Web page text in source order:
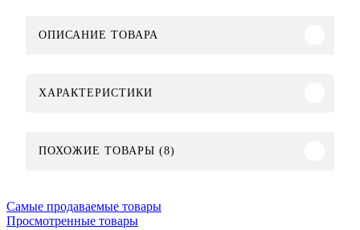
ОПИСАНИЕ ТОВАРА
ХАРАКТЕРИСТИКИ
ПОХОЖИЕ ТОВАРЫ (8)
Самые продаваемые товары
Просмотренные товары